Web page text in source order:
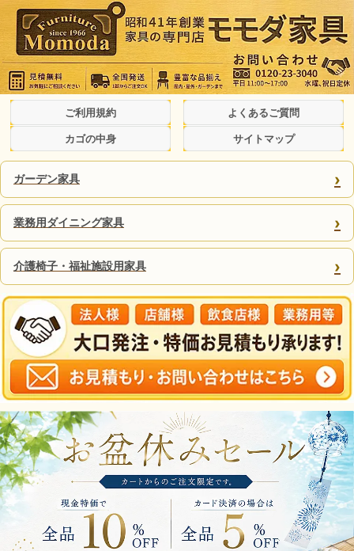
ご利用規約 よくあるご質問
カゴの中身 サイトマップ
ガーデン家具 ›
業務用ダイニング家具 ›
介護椅子・福祉施設用家具 ›